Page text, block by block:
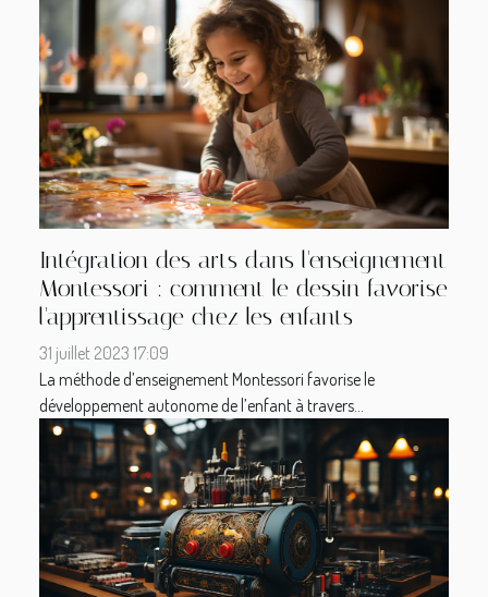
Intégration des arts dans l'enseignement
Montessori : comment le dessin favorise
l'apprentissage chez les enfants
31 juillet 2023 17:09
La méthode d’enseignement Montessori favorise le
développement autonome de l’enfant à travers...